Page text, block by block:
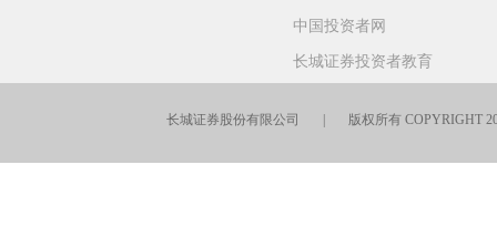
中国投资者网
长城证券投资者教育
长城证券股份有限公司 | 版权所有 COPYRIGHT